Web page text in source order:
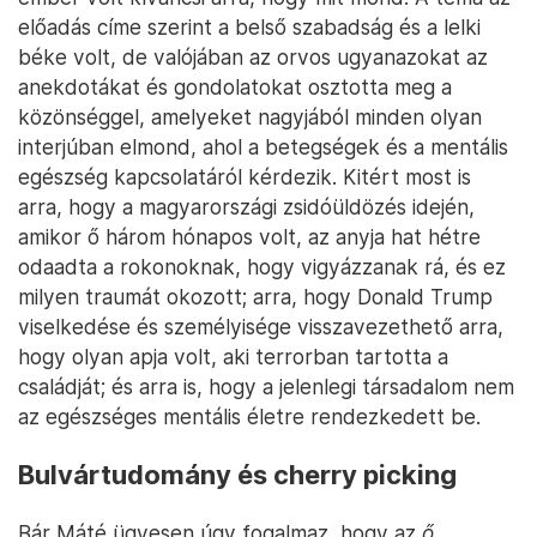
előadás címe szerint a belső szabadság és a lelki
béke volt, de valójában az orvos ugyanazokat az
anekdotákat és gondolatokat osztotta meg a
közönséggel, amelyeket nagyjából minden olyan
interjúban elmond, ahol a betegségek és a mentális
egészség kapcsolatáról kérdezik. Kitért most is
arra, hogy a magyarországi zsidóüldözés idején,
amikor ő három hónapos volt, az anyja hat hétre
odaadta a rokonoknak, hogy vigyázzanak rá, és ez
milyen traumát okozott; arra, hogy Donald Trump
viselkedése és személyisége visszavezethető arra,
hogy olyan apja volt, aki terrorban tartotta a
családját; és arra is, hogy a jelenlegi társadalom nem
az egészséges mentális életre rendezkedett be.
Bulvártudomány és cherry picking